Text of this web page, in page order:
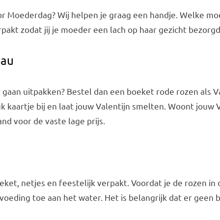
Moederdag? Wij helpen je graag een handje. Welke
zodat jij je moeder een lach op haar gezicht
uitpakken? Bestel dan een boeket rode rozen als
kaartje bij en laat jouw Valentijn smelten. Woont jouw
voor de vaste lage prijs.
netjes en feestelijk verpakt. Voordat je de rozen in
toe aan het water. Het is belangrijk dat er